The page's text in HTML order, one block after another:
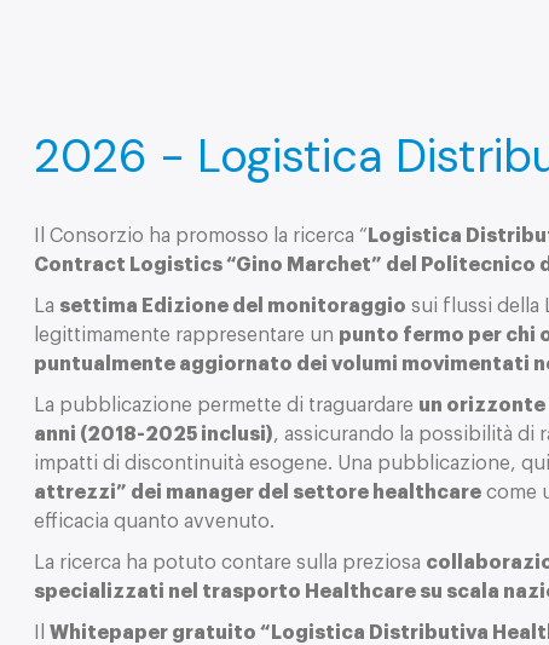
2026 - Logistica
Il Consorzio ha promosso la ricerca “ Logistica
Contract Logistics “Gino Marchet” del Politecnico
La settima Edizione del monitoraggio sui flussi della
legittimamente rappresentare un punto fermo per chi
puntualmente aggiornato dei volumi movimentati
La pubblicazione permette di traguardare un orizzonte
anni (2018-2025 inclusi), assicurando la possibilità di
impatti di discontinuità esogene. Una pubblicazione,
attrezzi” dei manager del settore healthcarecome
efficacia quanto avvenuto.
La ricerca ha potuto contare sulla preziosa
specializzati nel trasporto Healthcare su scala
Whitepaper gratuito “Logistica Distributiva